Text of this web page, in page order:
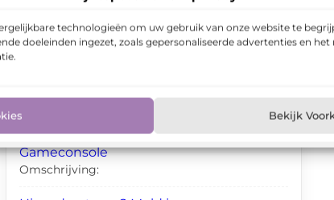
technologieën om uw gebruik van onze website te
doeleinden ingezet, zoals gepersonaliseerde advertenties en het
Bekijk
Shopping
Gameconsole
Omschrijving: